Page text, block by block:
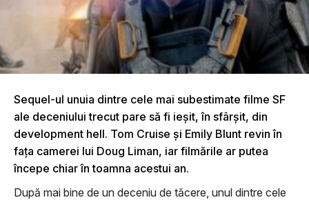
Sequel-ul unuia dintre cele mai subestimate filme SF
ale deceniului trecut pare să fi ieșit, în sfârșit, din
development hell. Tom Cruise și Emily Blunt revin în
fața camerei lui Doug Liman, iar filmările ar putea
începe chiar în toamna acestui an.
După mai bine de un deceniu de tăcere, unul dintre cele